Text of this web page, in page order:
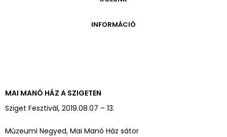
PÉCSI JÓZSEF - A NÉVADÓ
ARCHÍVUM 2014-2018
INFORMÁCIÓ
MAI MANÓ HÁZ A SZIGETEN
Sziget Fesztivál, 2019.08.07 – 13.
Múzeumi Negyed, Mai Manó Ház sátor